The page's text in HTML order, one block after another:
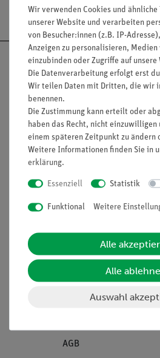
Informationen
Projekte und Lösungen
Presse
Stellenangebote
AGB
Wir verwenden Cookies und ähnliche
unserer Website und verarbeiten
von Besucher:innen (z.B. IP-
Anzeigen zu personalisieren,
einzubinden oder Zugriffe auf unsere
Die Datenverarbeitung erfolgt erst
Wir teilen Daten mit Dritten, die wir
benennen.
Die Zustimmung kann erteilt oder
haben das Recht, nicht
einem späteren Zeitpunkt zu ändern
Weitere Informationen finden Sie in
erklärung.
Essenziell Statistik
Funktional Weitere
Alle
Alle
Auswahl